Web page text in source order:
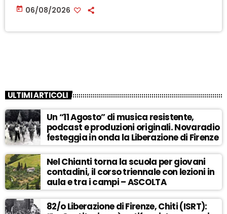
today 06/08/2026
ULTIMI ARTICOLI
Un “11 Agosto” di musica resistente,
podcast e produzioni originali. Novaradio
festeggia in onda la Liberazione di Firenze
Nel Chianti torna la scuola per giovani
contadini, il corso triennale con lezioni in
aula e tra i campi – ASCOLTA
82/o Liberazione di Firenze, Chiti (ISRT):